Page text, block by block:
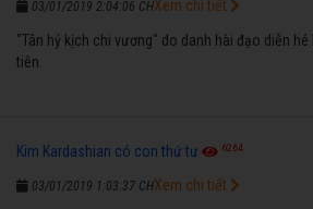
03/01/2019 2:04:06 CH
"Tân hỷ kịch chi vương" do danh hài đạo diễn
tiên.
Xem chi tiết
Kim Kardashian có con thứ tư 6264
03/01/2019 1:03:37 CHXem chi tiết